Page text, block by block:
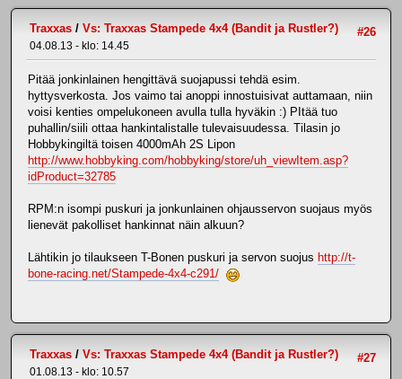
#26
Traxxas / Vs: Traxxas Stampede 4x4 (Bandit ja Rustler?)
04.08.13 - klo: 14.45
Pitää jonkinlainen hengittävä suojapussi tehdä esim.
hyttysverkosta. Jos vaimo tai anoppi innostuisivat auttamaan, niin
voisi kenties ompelukoneen avulla tulla hyväkin :) PItää tuo
puhallin/siili ottaa hankintalistalle tulevaisuudessa. Tilasin jo
Hobbykingiltä toisen 4000mAh 2S Lipon
http://www.hobbyking.com/hobbyking/store/uh_viewItem.asp?
idProduct=32785
RPM:n isompi puskuri ja jonkunlainen ohjausservon suojaus myös
lienevät pakolliset hankinnat näin alkuun?
Lähtikin jo tilaukseen T-Bonen puskuri ja servon suojus http://t-
bone-racing.net/Stampede-4x4-c291/
#27
Traxxas / Vs: Traxxas Stampede 4x4 (Bandit ja Rustler?)
01.08.13 - klo: 10.57